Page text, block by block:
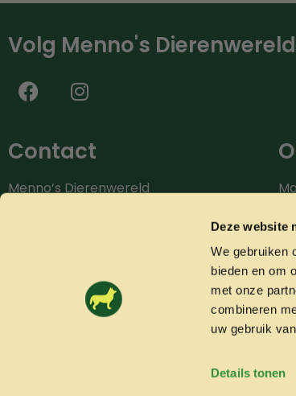
Deze website
We gebruiken
bieden en om
met onze
combineren
uw gebruik
Details tonen
Volg Menno's Dierenwereld
Contact
Menno’s Dierenwereld
info@mennosdierenwereld.nl
Algemene